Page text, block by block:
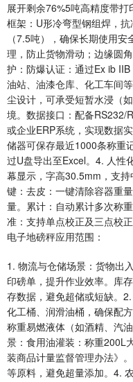
展开剩余76%5吨高精度带打
框架：U形冷弯型钢组焊，
（7.5吨），确保长期使用
理，防止货物滑动；边缘圆
护：防爆认证：通过Ex ib
油站、油漆仓库、化工车间
尘设计，可承受短暂水浸（
境。数据接口：配备RS232/
或企业ERP系统，实现数据
储器可保存最近1000条称重
过U盘导出至Excel。4. 人性
幕显示，字高30.5mm，支
键：去皮：一键清除容器重
量。累计：自动累计多次称
准：支持单点校正及三点校
电子地磅秤应用范围：
1. 物流与仓储场景：货物出
印磅单，提升作业效率。库
存数据，避免超储或短缺。
化工桶、润滑油桶，确保配
称重易燃液体（如酒精、汽
景：食用油灌装：称重200L
装商品计量监督管理办法》
等原料，避免超量添加。4.